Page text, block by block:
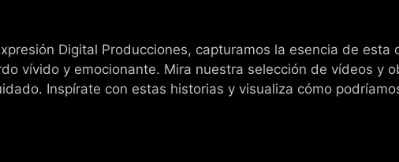
Digital Producciones, capturamos la esencia de esta
vívido y emocionante. Mira nuestra selección de vídeos y
Inspírate con estas historias y visualiza cómo